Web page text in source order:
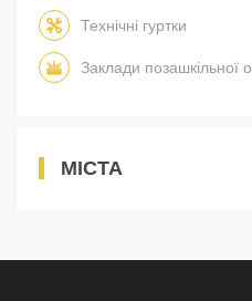
Технічні гуртки
Заклади позашкільної
МІСТА